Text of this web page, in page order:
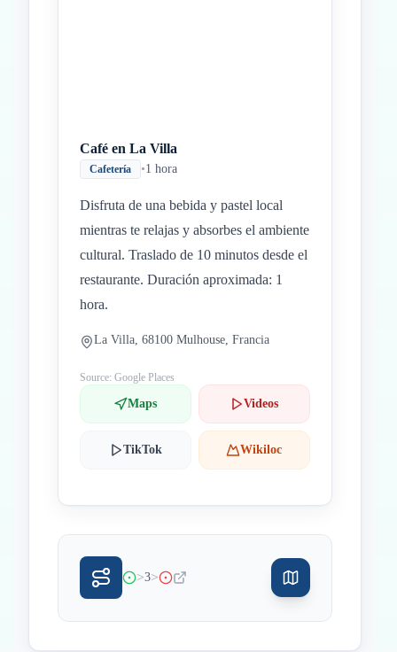
Café en La Villa
Cafetería •1 hora
Disfruta de una bebida y pastel local
mientras te relajas y absorbes el ambiente
cultural. Traslado de 10 minutos desde el
restaurante. Duración aproximada: 1
hora.
La Villa, 68100 Mulhouse, Francia
Source: Google Places
Maps Videos
TikTok Wikiloc
>3>